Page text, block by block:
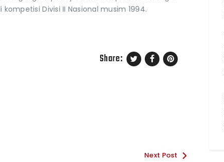
Divisi II Nasional musim 1994.
Share:
Next Post